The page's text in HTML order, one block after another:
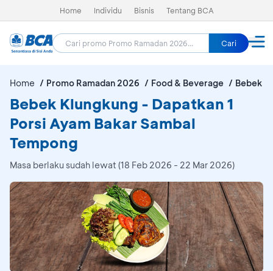
Home Individu Bisnis Tentang BCA
Cari
Home Promo Ramadan 2026 Food & Beverage Bebek
Bebek Klungkung - Dapatkan 1
Porsi Ayam Bakar Sambal
Tempong
Masa berlaku sudah lewat (18 Feb 2026 - 22 Mar 2026)